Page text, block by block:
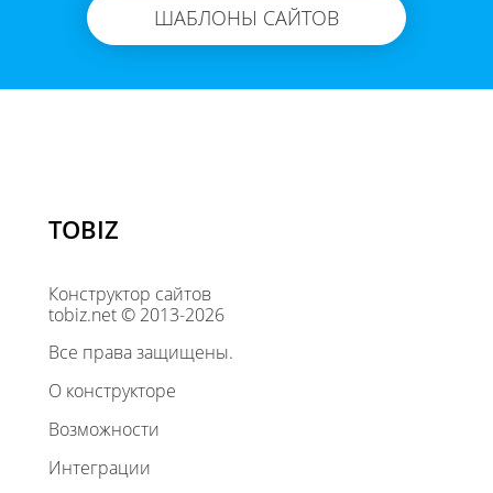
ШАБЛОНЫ САЙТОВ
TOBIZ
Конструктор сайтов
tobiz.net © 2013-2026
Все права защищены.
О конструкторе
Возможности
Интеграции